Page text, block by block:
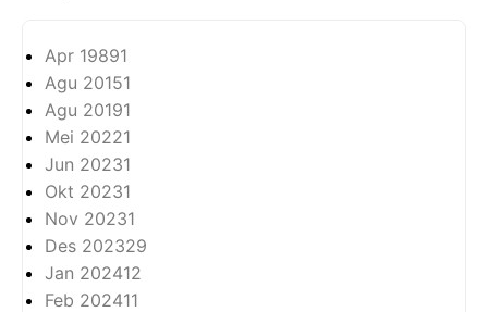
Apr 19891
Agu 20151
Agu 20191
Mei 20221
Jun 20231
Okt 20231
Nov 20231
Des 202329
Jan 202412
Feb 202411